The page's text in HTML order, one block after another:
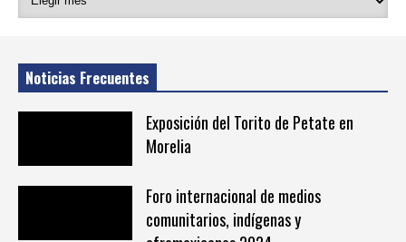
Noticias Frecuentes
Exposición del Torito de Petate en
Morelia
Foro internacional de medios
comunitarios, indígenas y